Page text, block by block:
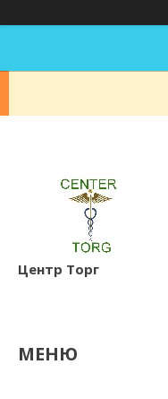
Центр Торг